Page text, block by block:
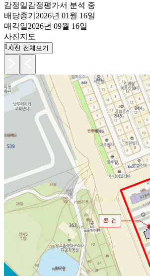
감정일감정평가서 분석 중
배당종기 2026년 01월 16일
매각일2026년 09월 16일
사진지도
1 /7
사진 전체보기